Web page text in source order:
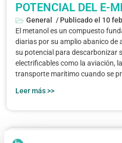
POTENCIAL DEL E-
General / Publicado el 10
El metanol es un compuesto
diarias por su amplio abanico de
su potencial para descarbonizar
electrificables como la aviación,
transporte marítimo cuando se
Leer más >>